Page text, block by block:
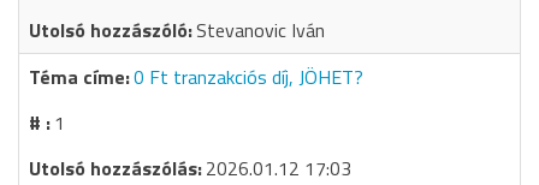
Stevanovic Iván
0 Ft tranzakciós díj, JÖHET?
1
2026.01.12 17:03